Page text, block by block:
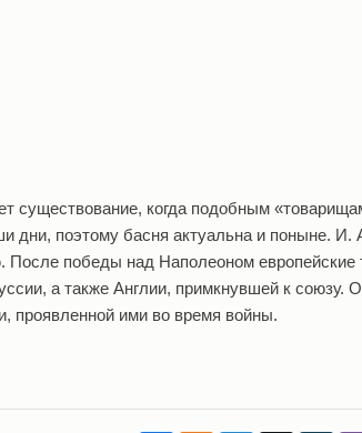
существование, когда подобным
дни, поэтому басня актуальна и поныне.
После победы над Наполеоном европейские
а также Англии, примкнувшей к союзу.
проявленной ими во время войны.